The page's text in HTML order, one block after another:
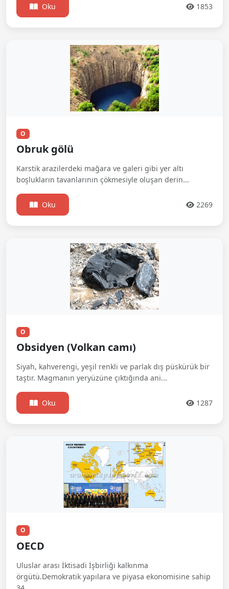
Oku 1853
O
Obruk gölü
Karstik arazilerdeki mağara ve galeri gibi yer altı
boşlukların tavanlarının çökmesiyle oluşan derin...
Oku 2269
O
Obsidyen (Volkan camı)
Siyah, kahverengi, yeşil renkli ve parlak dış püskürük bir
taştır. Magmanın yeryüzüne çıktığında ani...
Oku 1287
O
OECD
Uluslar arası İktisadi İşbirliği kalkınma
örgütü.Demokratik yapılara ve piyasa ekonomisine sahip